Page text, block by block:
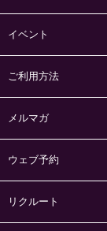
イベント
ご利用方法
メルマガ
ウェブ予約
リクルート